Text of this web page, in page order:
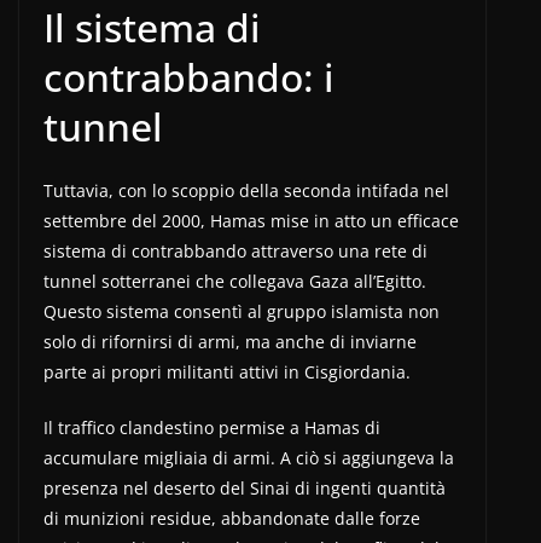
Il sistema di
contrabbando: i
tunnel
Tuttavia, con lo scoppio della seconda intifada nel
settembre del 2000, Hamas mise in atto un efficace
sistema di contrabbando attraverso una rete di
tunnel sotterranei che collegava Gaza all’Egitto.
Questo sistema consentì al gruppo islamista non
solo di rifornirsi di armi, ma anche di inviarne
parte ai propri militanti attivi in Cisgiordania.
Il traffico clandestino permise a Hamas di
accumulare migliaia di armi. A ciò si aggiungeva la
presenza nel deserto del Sinai di ingenti quantità
di munizioni residue, abbandonate dalle forze